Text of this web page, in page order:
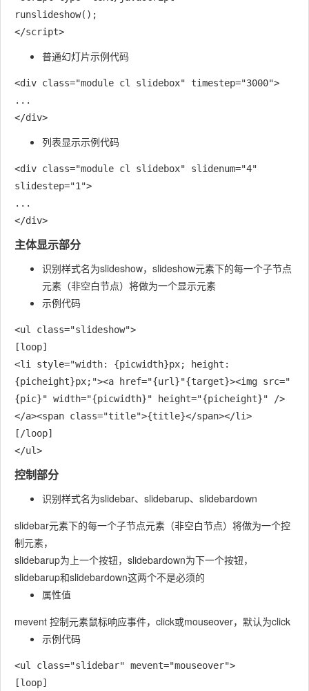
runslideshow();
普通幻灯片示例代码
<div class="module cl slidebox" timestep="3000">
...
列表显示示例代码
<div class="module cl slidebox" slidenum="4"
slidestep="1">
...
主体显示部分
识别样式名为slideshow，slideshow元素下的每一个子节点
元素（非空白节点）将做为一个显示元素
示例代码
<ul class="slideshow">
[loop]
<li style="width: {picwidth}px; height:
{picheight}px;"><a href="{url}"{target}><img src="
{pic}" width="{picwidth}" height="{picheight}" />
</a><span class="title">{title}</span></li>
[/loop]
控制部分
识别样式名为slidebar、slidebarup、slidebardown
slidebar元素下的每一个子节点元素（非空白节点）将做为一个控
制元素，
slidebarup为上一个按钮，slidebardown为下一个按钮，
slidebarup和slidebardown这两个不是必须的
属性值
mevent 控制元素鼠标响应事件，click或mouseover，默认为click
示例代码
<ul class="slidebar" mevent="mouseover">
[loop]